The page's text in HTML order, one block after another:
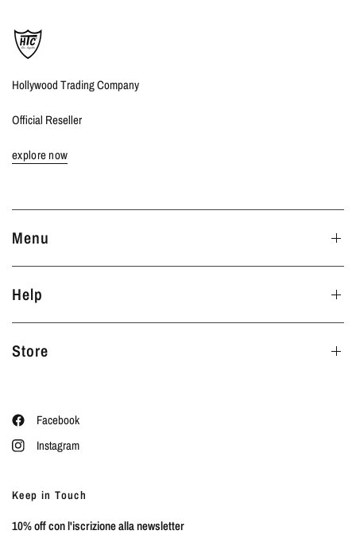
Hollywood Trading Company
Official Reseller
explore now
Menu
Help
Store
Facebook
Instagram
Keep in Touch
10% off con l'iscrizione alla newsletter